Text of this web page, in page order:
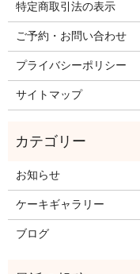
特定商取引法の表示
ご予約・お問い合わせ
プライバシーポリシー
サイトマップ
お知らせ
ケーキギャラリー
ブログ